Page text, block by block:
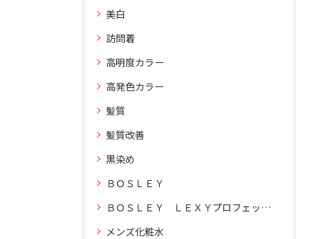
美白
訪問着
高明度カラー
高発色カラー
髪質
髪質改善
黒染め
ＢＯＳＬＥＹ
ＢＯＳＬＥＹ ＬＥＸＹプロフェッショナルドライヤー
メンズ化粧水